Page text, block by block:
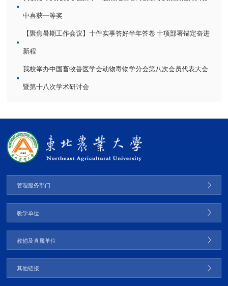
中喜获一等奖
【聚焦暑期工作会议】十件实事答好半年答卷 十项部署锚定奋进
新程
我校举办中国畜牧兽医学会动物毒物学分会第八次会员代表大会
暨第十八次学术研讨会
管理服务部门
教学单位
教辅及直属单位
其他链接